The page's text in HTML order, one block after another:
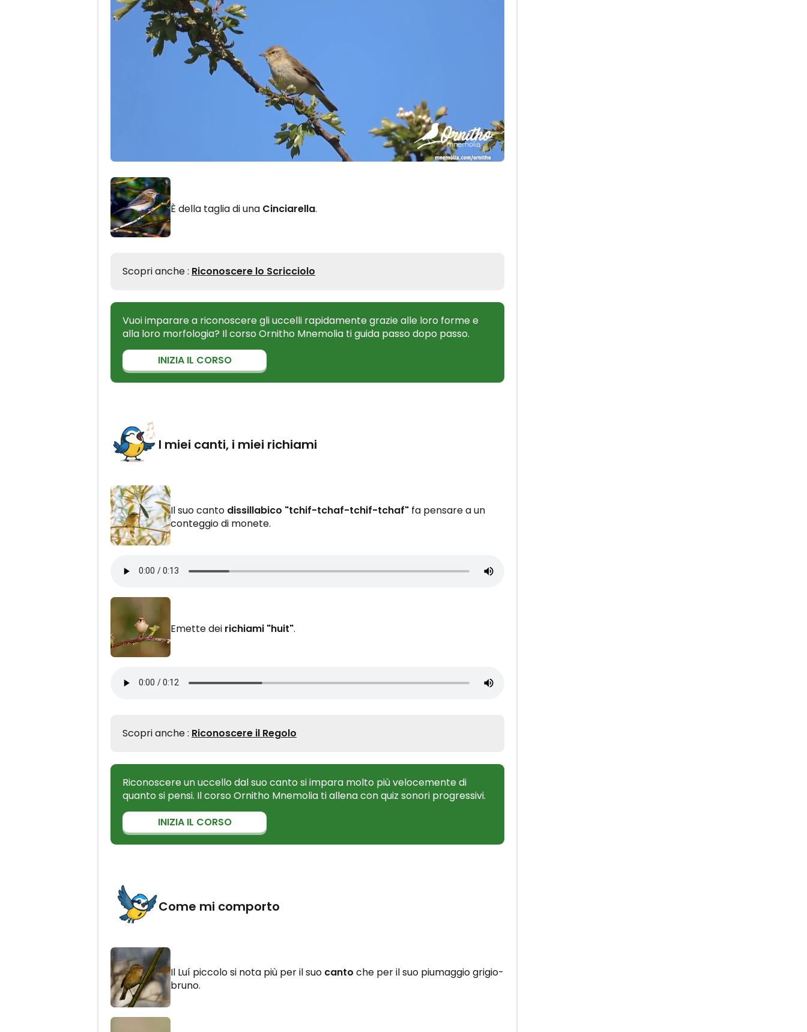
È della taglia di una Cinciarella.
Scopri anche : Riconoscere lo Scricciolo
Vuoi imparare a riconoscere gli uccelli rapidamente grazie alle loro forme e
alla loro morfologia? Il corso Ornitho Mnemolia ti guida passo dopo passo.
INIZIA IL CORSO
I miei canti, i miei richiami
Il suo canto dissillabico "tchif-tchaf-tchif-tchaf" fa pensare a un
conteggio di monete.
Emette dei richiami "huit".
Scopri anche : Riconoscere il Regolo
Riconoscere un uccello dal suo canto si impara molto più velocemente di
quanto si pensi. Il corso Ornitho Mnemolia ti allena con quiz sonori progressivi.
INIZIA IL CORSO
Come mi comporto
Il Luí piccolo si nota più per il suo canto che per il suo piumaggio grigio-
bruno.